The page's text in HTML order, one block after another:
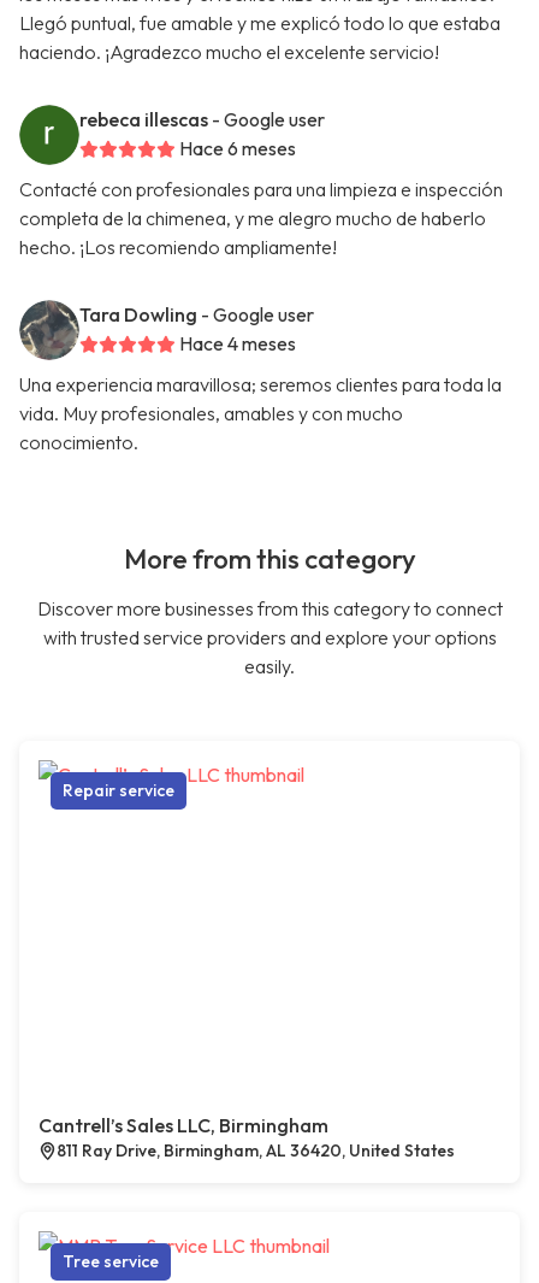
Llegó puntual, fue amable y me explicó todo lo que estaba
haciendo. ¡Agradezco mucho el excelente servicio!
rebeca illescas - Google user
Hace 6 meses
Contacté con profesionales para una limpieza e inspección
completa de la chimenea, y me alegro mucho de haberlo
hecho. ¡Los recomiendo ampliamente!
Tara Dowling - Google user
Hace 4 meses
Una experiencia maravillosa; seremos clientes para toda la
vida. Muy profesionales, amables y con mucho
conocimiento.
More from this category
Discover more businesses from this category to connect
with trusted service providers and explore your options
easily.
Repair service
Cantrell’s Sales LLC, Birmingham
811 Ray Drive, Birmingham, AL 36420, United States
Tree service